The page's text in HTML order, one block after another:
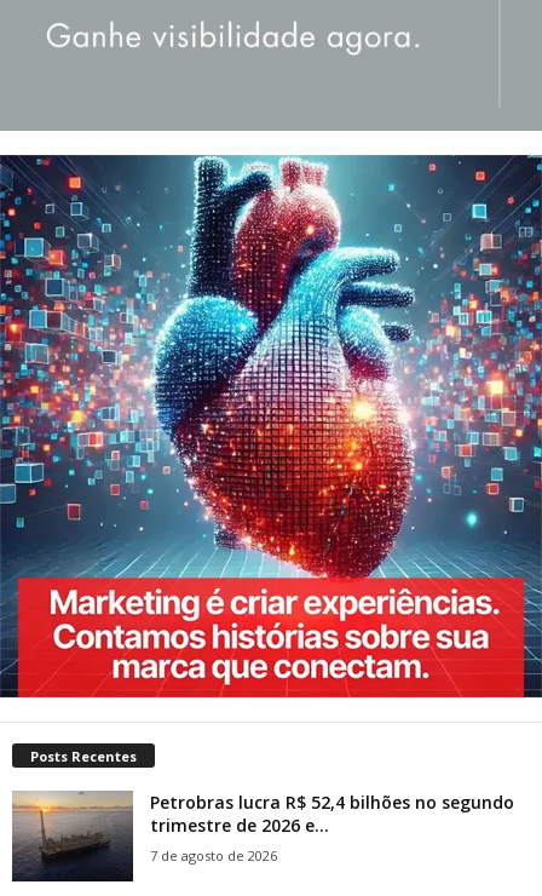
Posts Recentes
Petrobras lucra R$ 52,4 bilhões no segundo
trimestre de 2026 e...
7 de agosto de 2026